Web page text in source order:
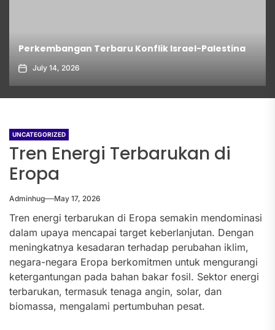
Perkembangan Terbaru Konflik Israel-Palestina
July 14, 2026
UNCATEGORIZED
Tren Energi Terbarukan di
Eropa
Adminhug May 17, 2026
Tren energi terbarukan di Eropa semakin mendominasi
dalam upaya mencapai target keberlanjutan. Dengan
meningkatnya kesadaran terhadap perubahan iklim,
negara-negara Eropa berkomitmen untuk mengurangi
ketergantungan pada bahan bakar fosil. Sektor energi
terbarukan, termasuk tenaga angin, solar, dan
biomassa, mengalami pertumbuhan pesat.